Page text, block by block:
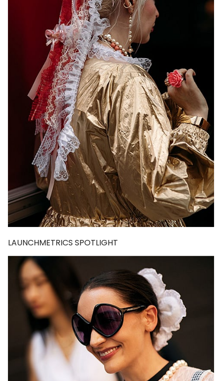
LAUNCHMETRICS SPOTLIGHT